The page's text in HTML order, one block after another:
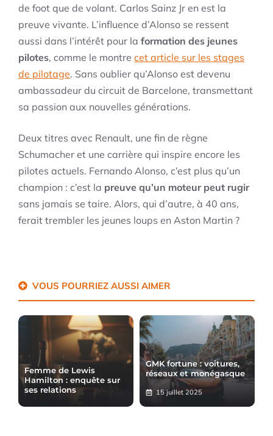
de foot que de volant. Carlos Sainz Jr en est la
preuve vivante. L’influence d’Alonso se ressent
aussi dans l’intérêt pour la formation des jeunes
pilotes, comme le montre cet article sur les stages
de pilotage. Sans oublier qu’Alonso est devenu
ambassadeur du circuit de Barcelone, transmettant
sa passion aux nouvelles générations.
Deux titres avec Renault, une fin de règne
Schumacher et une carrière qui inspire encore les
pilotes actuels. Fernando Alonso, c’est plus qu’un
champion : c’est la preuve qu’un moteur peut rugir
sans jamais se taire. Alors, qui d’autre, à 40 ans,
ferait trembler les jeunes loups en Aston Martin ?
VOUS POURRIEZ AUSSI AIMER
Femme de Lewis
Hamilton : enquête sur
ses relations
GMK fortune : voitures,
réseaux et monégasque
15 juillet 2025